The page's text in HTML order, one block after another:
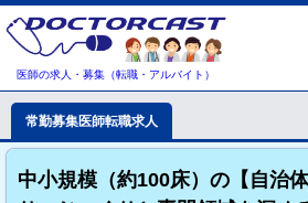
医師の求人・募集（転職・アルバイト）
常勤募集医師転職求人
中小規模（約100床）の【自治